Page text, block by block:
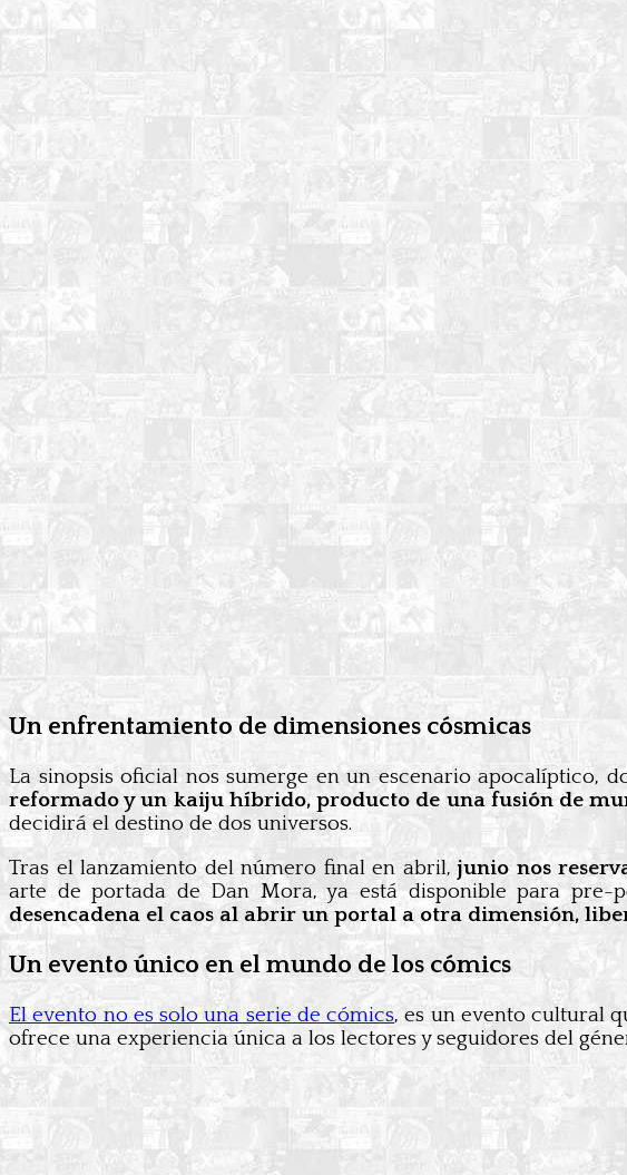
Un enfrentamiento de dimensiones cósmicas
La sinopsis oficial nos sumerge en un escenario apocalíptico,
reformado y un kaiju híbrido, producto de una fusión de
decidirá el destino de dos universos.
Tras el lanzamiento del número final en abril, junio nos
arte de portada de Dan Mora, ya está disponible para pre-
desencadena el caos al abrir un portal a otra dimensión,
Un evento único en el mundo de los cómics
El evento no es solo una serie de cómics, es un evento cultural
ofrece una experiencia única a los lectores y seguidores del